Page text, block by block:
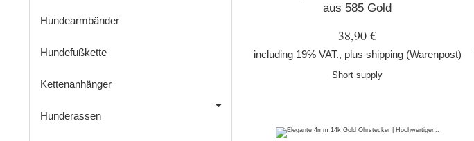
aus 585 Gold
38,90 €
including 19% VAT., plus shipping (Warenpost)
Short supply
Hundearmbänder
Hundefußkette
Kettenanhänger
Hunderassen